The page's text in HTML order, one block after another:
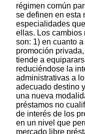
régimen común
se definen en esta
especialidades
ellas. Los cambios
son: 1) en cuanto
promoción
tiende a
reduciéndose la
administrativas a
adecuado destino
una nueva
préstamos no
de interés de los
en un nivel que
mercado libre